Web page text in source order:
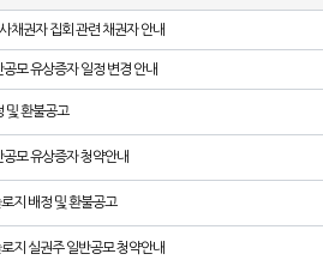
채권자 집회 관련 채권자 안내
모 유상증자 일정 변경 안내
및 환불공고
모 유상증자 청약안내
지 배정 및 환불공고
지 실권주 일반공모 청약안내